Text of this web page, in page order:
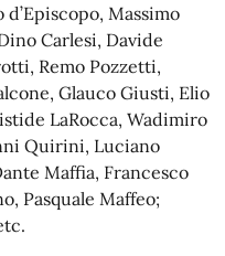
Massimo
Carlesi, Davide
Remo Pozzetti,
Glauco Giusti, Elio
LaRocca, Wadimiro
Quirini, Luciano
Maffia, Francesco
Pasquale Maffeo;